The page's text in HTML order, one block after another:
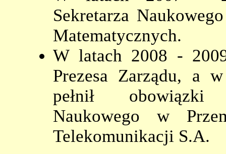
Sekretarza
Matematycznych.
W latach 2008 -
Prezesa Zarządu, a
pełnił
Naukowego w
Telekomunikacji S.A.